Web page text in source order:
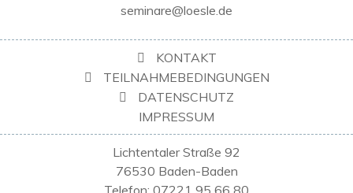
seminare@loesle.de
KONTAKT
TEILNAHMEBEDINGUNGEN
DATENSCHUTZ
IMPRESSUM
Lichtentaler Straße 92
76530 Baden-Baden
Telefon: 07221 95 66 80